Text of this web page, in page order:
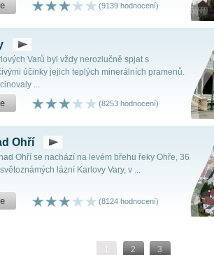
(9139 hodnocení)
Varů byl vždy nerozlučně spjat s
účinky jejich teplých minerálních pramenů.
...
(8253 hodnocení)
Ohří
Ohří se nachází na levém břehu řeky Ohře, 36
lázní Karlovy Vary, v ...
(8124 hodnocení)
1 2 3